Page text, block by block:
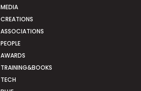
MEDIA
CREATIONS
ASSOCIATIONS
PEOPLE
AWARDS
TRAINING&BOOKS
TECH